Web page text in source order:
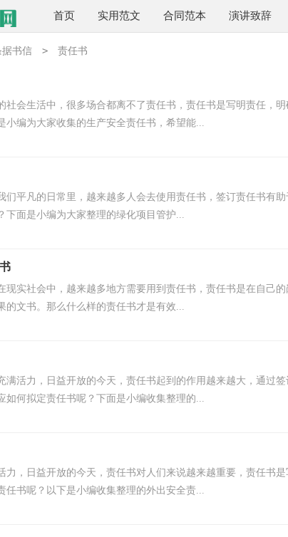
首页 实用范文 合同范本 演讲致辞
据书信 > 责任书
社会生活中，很多场合都离不了责任书，责任书是写明责任，
小编为大家收集的生产安全责任书，希望能...
们平凡的日常里，越来越多人会去使用责任书，签订责任书有
下面是小编为大家整理的绿化项目管护...
现实社会中，越来越多地方需要用到责任书，责任书是在自己
的文书。那么什么样的责任书才是有效...
满活力，日益开放的今天，责任书起到的作用越来越大，通过
如何拟定责任书呢？下面是小编收集整理的...
力，日益开放的今天，责任书对人们来说越来越重要，责任书
任书呢？以下是小编收集整理的外出安全责...